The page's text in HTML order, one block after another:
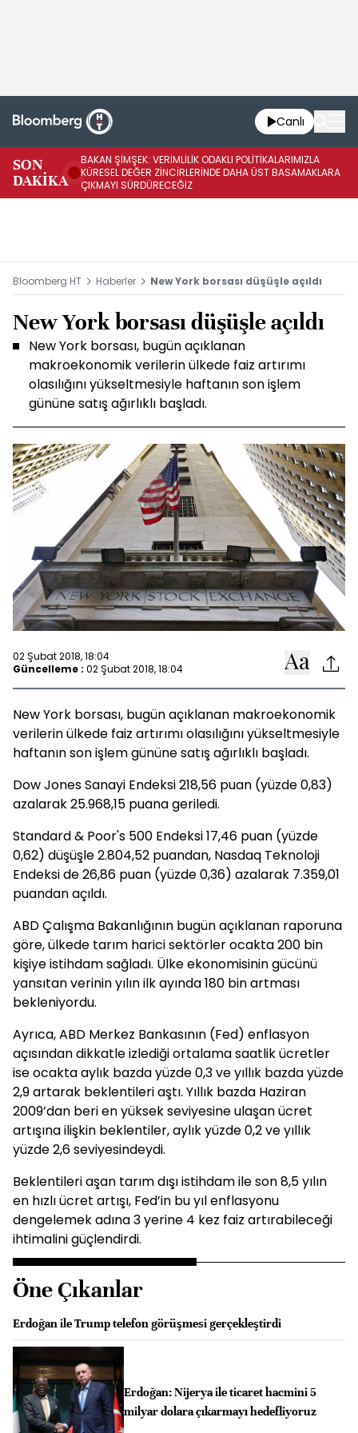
Canlı
SON
DAKİKA
BAKAN ŞİMŞEK: VERİMLİLİK ODAKLI POLİTİKALARIMIZLA
KÜRESEL DEĞER ZİNCİRLERİNDE DAHA ÜST BASAMAKLARA
ÇIKMAYI SÜRDÜRECEĞİZ
Bloomberg HT Haberler New York borsası düşüşle açıldı
New York borsası düşüşle açıldı
New York borsası, bugün açıklanan
makroekonomik verilerin ülkede faiz artırımı
olasılığını yükseltmesiyle haftanın son işlem
gününe satış ağırlıklı başladı.
02 Şubat 2018, 18:04
Güncelleme : 02 Şubat 2018, 18:04
New York borsası, bugün açıklanan makroekonomik
verilerin ülkede faiz artırımı olasılığını yükseltmesiyle
haftanın son işlem gününe satış ağırlıklı başladı.
Dow Jones Sanayi Endeksi 218,56 puan (yüzde 0,83)
azalarak 25.968,15 puana geriledi.
Standard & Poor's 500 Endeksi 17,46 puan (yüzde
0,62) düşüşle 2.804,52 puandan, Nasdaq Teknoloji
Endeksi de 26,86 puan (yüzde 0,36) azalarak 7.359,01
puandan açıldı.
ABD Çalışma Bakanlığının bugün açıklanan raporuna
göre, ülkede tarım harici sektörler ocakta 200 bin
kişiye istihdam sağladı. Ülke ekonomisinin gücünü
yansıtan verinin yılın ilk ayında 180 bin artması
bekleniyordu.
Ayrıca, ABD Merkez Bankasının (Fed) enflasyon
açısından dikkatle izlediği ortalama saatlik ücretler
ise ocakta aylık bazda yüzde 0,3 ve yıllık bazda yüzde
2,9 artarak beklentileri aştı. Yıllık bazda Haziran
2009’dan beri en yüksek seviyesine ulaşan ücret
artışına ilişkin beklentiler, aylık yüzde 0,2 ve yıllık
yüzde 2,6 seviyesindeydi.
Beklentileri aşan tarım dışı istihdam ile son 8,5 yılın
en hızlı ücret artışı, Fed’in bu yıl enflasyonu
dengelemek adına 3 yerine 4 kez faiz artırabileceği
ihtimalini güçlendirdi.
Öne Çıkanlar
Erdoğan ile Trump telefon görüşmesi gerçekleştirdi
Erdoğan: Nijerya ile ticaret hacmini 5
milyar dolara çıkarmayı hedefliyoruz